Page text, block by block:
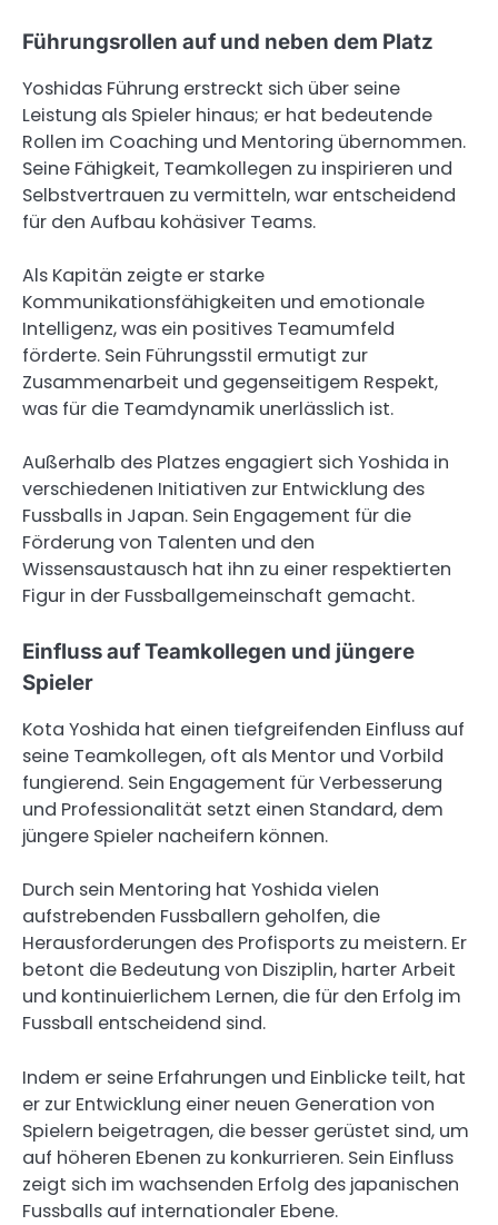
Führungsrollen auf und neben dem Platz
Yoshidas Führung erstreckt sich über seine
Leistung als Spieler hinaus; er hat bedeutende
Rollen im Coaching und Mentoring übernommen.
Seine Fähigkeit, Teamkollegen zu inspirieren und
Selbstvertrauen zu vermitteln, war entscheidend
für den Aufbau kohäsiver Teams.
Als Kapitän zeigte er starke
Kommunikationsfähigkeiten und emotionale
Intelligenz, was ein positives Teamumfeld
förderte. Sein Führungsstil ermutigt zur
Zusammenarbeit und gegenseitigem Respekt,
was für die Teamdynamik unerlässlich ist.
Außerhalb des Platzes engagiert sich Yoshida in
verschiedenen Initiativen zur Entwicklung des
Fussballs in Japan. Sein Engagement für die
Förderung von Talenten und den
Wissensaustausch hat ihn zu einer respektierten
Figur in der Fussballgemeinschaft gemacht.
Einfluss auf Teamkollegen und jüngere
Spieler
Kota Yoshida hat einen tiefgreifenden Einfluss auf
seine Teamkollegen, oft als Mentor und Vorbild
fungierend. Sein Engagement für Verbesserung
und Professionalität setzt einen Standard, dem
jüngere Spieler nacheifern können.
Durch sein Mentoring hat Yoshida vielen
aufstrebenden Fussballern geholfen, die
Herausforderungen des Profisports zu meistern. Er
betont die Bedeutung von Disziplin, harter Arbeit
und kontinuierlichem Lernen, die für den Erfolg im
Fussball entscheidend sind.
Indem er seine Erfahrungen und Einblicke teilt, hat
er zur Entwicklung einer neuen Generation von
Spielern beigetragen, die besser gerüstet sind, um
auf höheren Ebenen zu konkurrieren. Sein Einfluss
zeigt sich im wachsenden Erfolg des japanischen
Fussballs auf internationaler Ebene.